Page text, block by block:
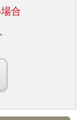
合